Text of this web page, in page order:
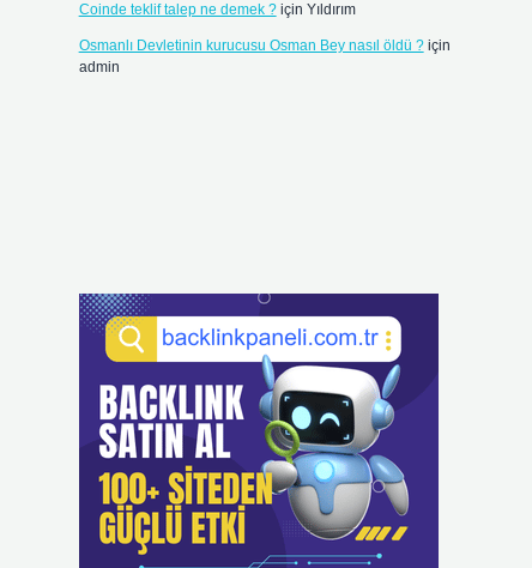
Coinde teklif talep ne demek ?için Yıldırım
Osmanlı Devletinin kurucusu Osman Bey nasıl öldü ?için
admin